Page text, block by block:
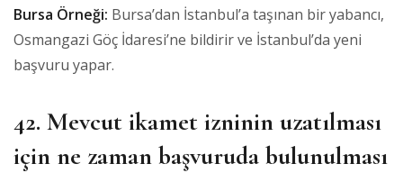
Bursa Örneği: Bursa’dan İstanbul’a taşınan bir yabancı,
Osmangazi Göç İdaresi’ne bildirir ve İstanbul’da yeni
başvuru yapar.
42. Mevcut ikamet izninin uzatılması
için ne zaman başvuruda bulunulması